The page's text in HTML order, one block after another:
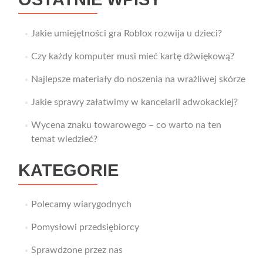
Jakie umiejętności gra Roblox rozwija u dzieci?
Czy każdy komputer musi mieć kartę dźwiękową?
Najlepsze materiały do noszenia na wrażliwej skórze
Jakie sprawy załatwimy w kancelarii adwokackiej?
Wycena znaku towarowego – co warto na ten
temat wiedzieć?
KATEGORIE
Polecamy wiarygodnych
Pomysłowi przedsiębiorcy
Sprawdzone przez nas